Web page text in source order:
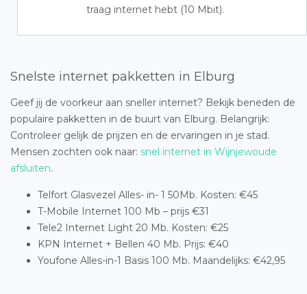
traag internet hebt (10 Mbit).
Snelste internet pakketten in Elburg
Geef jij de voorkeur aan sneller internet? Bekijk beneden de
populaire pakketten in de buurt van Elburg. Belangrijk:
Controleer gelijk de prijzen en de ervaringen in je stad.
Mensen zochten ook naar: snel internet in Wijnjewoude
afsluiten.
Telfort Glasvezel Alles- in- 1 50Mb. Kosten: €45
T-Mobile Internet 100 Mb – prijs €31
Tele2 Internet Light 20 Mb. Kosten: €25
KPN Internet + Bellen 40 Mb. Prijs: €40
Youfone Alles-in-1 Basis 100 Mb. Maandelijks: €42,95